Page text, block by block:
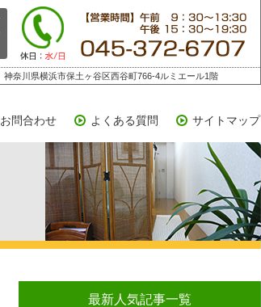
神奈川県横浜市保土ヶ谷区西谷町766-4ルミエール1階
お問合わせ よくある質問 サイトマップ
最新人気記事一覧